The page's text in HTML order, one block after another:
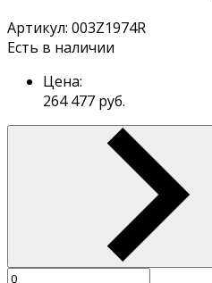
Артикул: 003Z1974R
Есть в наличии
Цена:
264 477 руб.